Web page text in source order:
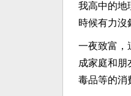
我高中的地
時候有力沒
一夜致富，
成家庭和朋
毒品等的消